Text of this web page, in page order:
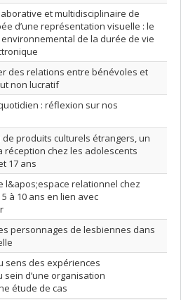
et multidisciplinaire de
d’une représentation visuelle : le
environnemental de la durée de vie
des relations entre bénévoles et
non lucratif
: réflexion sur nos
de produits culturels étrangers, un
réception chez les adolescents
17 ans
l&apos;espace relationnel chez
à 10 ans en lien avec
personnages de lesbiennes dans
sens des expériences
d’une organisation
étude de cas